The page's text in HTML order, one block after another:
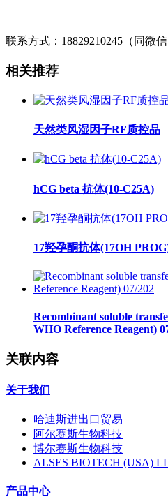
联系方式：18829210245（同微信
相关推荐
天然类风湿因子RF质控品
hCG beta 抗体(10-C25A)
17羟孕酮抗体(17OH
Recombinant soluble
WHO Reference Reagent)
关联内容
关于我们
哈迪斯进出口贸易
阿尔赛斯生物科技
博尔赛斯生物科技
ALSES BIOTECH (USA)
产品中心